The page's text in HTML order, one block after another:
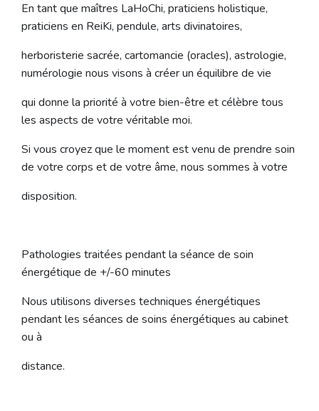
En tant que maîtres LaHoChi, praticiens holistique,
praticiens en ReiKi, pendule, arts divinatoires,
herboristerie sacrée, cartomancie (oracles), astrologie,
numérologie nous visons à créer un équilibre de vie
qui donne la priorité à votre bien-être et célèbre tous
les aspects de votre véritable moi.
Si vous croyez que le moment est venu de prendre soin
de votre corps et de votre âme, nous sommes à votre
disposition.
Pathologies traitées pendant la séance de soin
énergétique de +/-60 minutes
Nous utilisons diverses techniques énergétiques
pendant les séances de soins énergétiques au cabinet
ou à
distance.